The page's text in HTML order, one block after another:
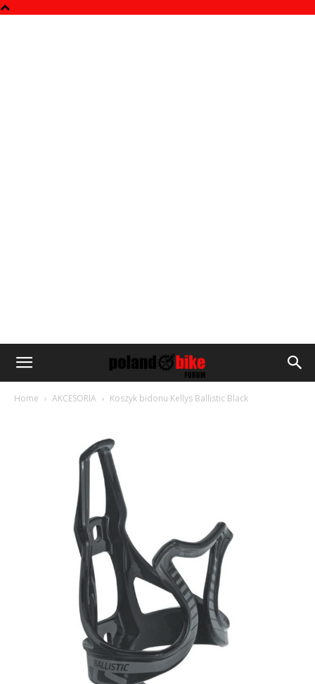
Home AKCESORIA Koszyk bidonu Kellys Ballistic Black